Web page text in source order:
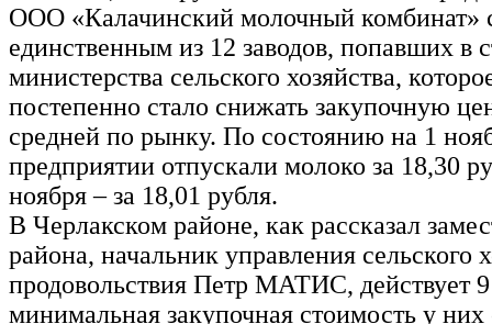
ООО «Калачинский молочный комбинат»
единственным из 12 заводов, попавших в
министерства сельского хозяйства,
постепенно стало снижать закупочную
средней по рынку. По состоянию на 1
предприятии отпускали молоко за 18,30
ноября – за 18,01 рубля.
В Черлакском районе, как рассказал
района, начальник управления сельского
продовольствия Петр МАТИС, действует
минимальная закупочная стоимость у них